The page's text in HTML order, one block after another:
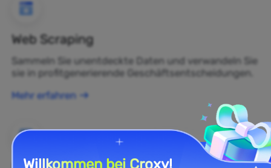
Web Scraping
Sammeln Sie unentdeckte Daten und verwandeln Sie
sie in profitgenerierende Geschäftsentscheidungen.
Mehr erfahren
Willkommen bei Croxy!